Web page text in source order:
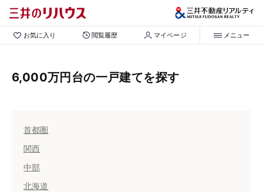
お気に入り 閲覧履歴 マイページ メニュー
6,000万円台の一戸建てを探す
首都圏
関西
中部
北海道